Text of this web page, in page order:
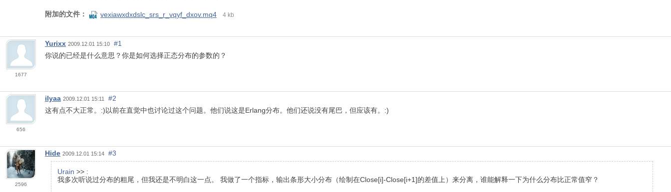
附加的文件： vexiawxdxdslc_srs_r_vqyf_dxov.mq4 4 kb
1677
Yurixx 2009.12.01 15:10
#1
你说的已经是什么意思？你是如何选择正态分布的参数的？
656
ilyaa 2009.12.01 15:11
#2
这有点不大正常。:)以前在直觉中也讨论过这个问题。他们说这是Erlang分布。他们还说没有尾巴，但应该有。:)
2596
Hide 2009.12.01 15:14 #3
Urain >> :
我多次听说过分布的粗尾，但我还是不明白这一点。 我做了一个指标，输出条形大小分布（绘制在Close[i]-Close[i+1]的差值上）来分离，谁能解释一下为什么分布比正常值窄？